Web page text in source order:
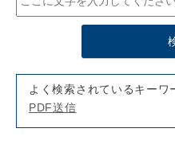
よく検索されているキー
PDF送信